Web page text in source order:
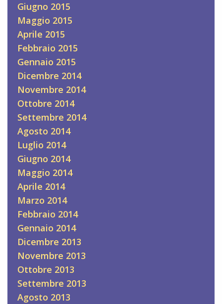
Giugno 2015
Maggio 2015
Aprile 2015
Febbraio 2015
Gennaio 2015
Dicembre 2014
Novembre 2014
Ottobre 2014
Settembre 2014
Agosto 2014
Luglio 2014
Giugno 2014
Maggio 2014
Aprile 2014
Marzo 2014
Febbraio 2014
Gennaio 2014
Dicembre 2013
Novembre 2013
Ottobre 2013
Settembre 2013
Agosto 2013